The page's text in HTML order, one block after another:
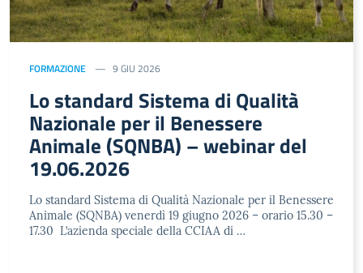
FORMAZIONE 9 GIU 2026
Lo standard Sistema di Qualità
Nazionale per il Benessere
Animale (SQNBA) – webinar del
19.06.2026
Lo standard Sistema di Qualità Nazionale per il Benessere
Animale (SQNBA) venerdì 19 giugno 2026 – orario 15.30 –
17.30 L’azienda speciale della CCIAA di …